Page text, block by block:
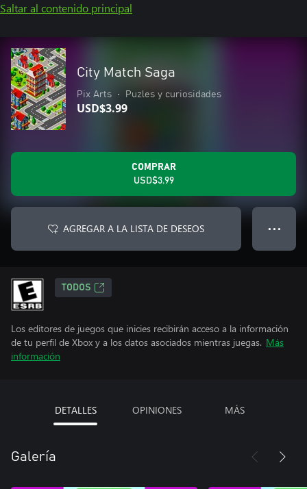
Saltar al contenido principal
City Match Saga
Pix Arts • Puzles y curiosidades
USD$3.99
COMPRAR
USD$3.99
AGREGAR A LA LISTA DE DESEOS ● ● ●
TODOS
Los editores de juegos que inicies recibirán acceso a la información
de tu perfil de Xbox y a los datos asociados mientras juegas. Más
información
DETALLES OPINIONES MÁS
Galería